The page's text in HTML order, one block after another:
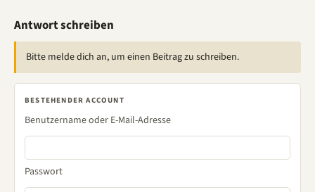
Antwort schreiben
Bitte melde dich an, um einen Beitrag zu schreiben.
BESTEHENDER ACCOUNT
Benutzername oder E-Mail-Adresse
Passwort